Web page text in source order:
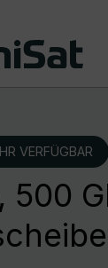
VERFÜGBAR
500